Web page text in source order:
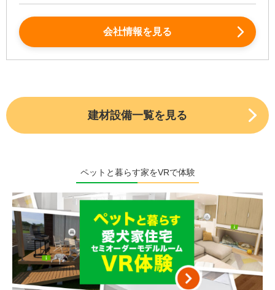
会社情報を見る
建材設備一覧を見る
ペットと暮らす家をVRで体験